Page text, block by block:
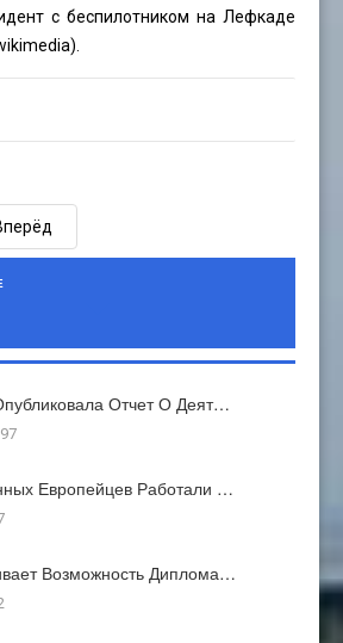
с беспилотником на Лефкаде
Отчет О Деят…
Европейцев Работали …
Возможность Диплома…